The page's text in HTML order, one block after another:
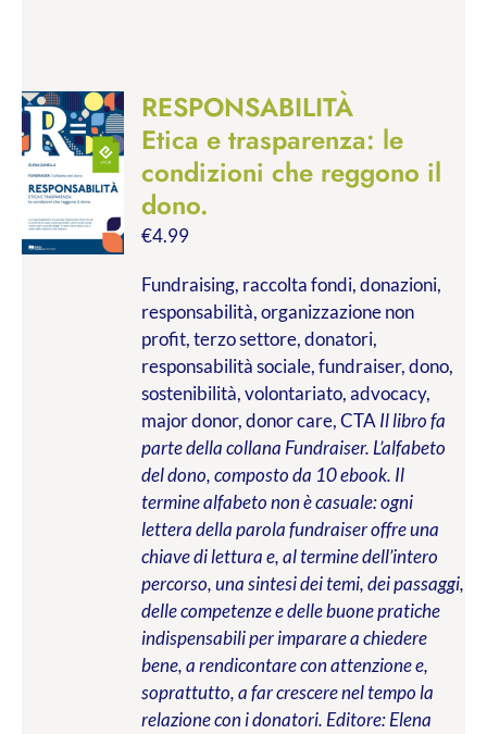
RESPONSABILITÀ
Etica e trasparenza: le
condizioni che reggono il
dono.
€4.99
Fundraising, raccolta fondi, donazioni,
responsabilità, organizzazione non
profit, terzo settore, donatori,
responsabilità sociale, fundraiser, dono,
sostenibilità, volontariato, advocacy,
major donor, donor care, CTA Il libro fa
parte della collana Fundraiser. L’alfabeto
del dono, composto da 10 ebook. Il
termine alfabeto non è casuale: ogni
lettera della parola fundraiser offre una
chiave di lettura e, al termine dell’intero
percorso, una sintesi dei temi, dei passaggi,
delle competenze e delle buone pratiche
indispensabili per imparare a chiedere
bene, a rendicontare con attenzione e,
soprattutto, a far crescere nel tempo la
relazione con i donatori. Editore: Elena